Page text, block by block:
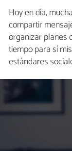
Hoy en día,
compartir
organizar planes
tiempo para sí
estándares